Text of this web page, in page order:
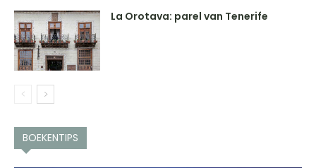
La Orotava: parel van Tenerife
BOEKENTIPS